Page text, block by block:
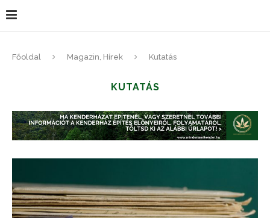
Főoldal Magazin, Hírek Kutatás
KUTATÁS